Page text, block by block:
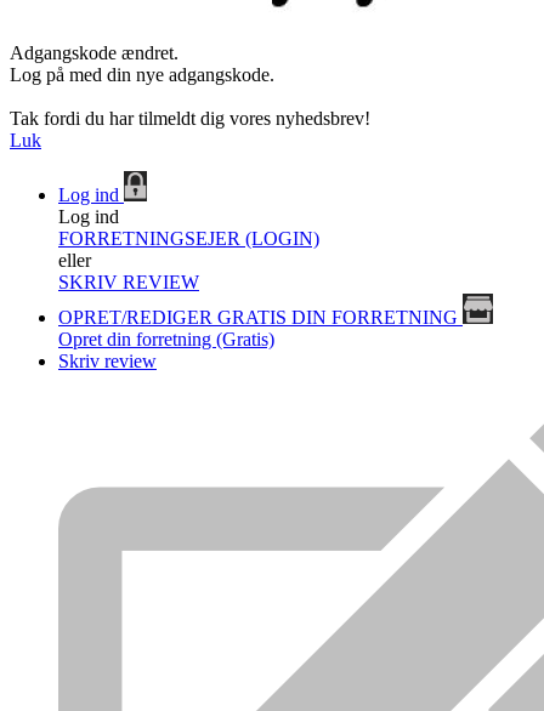
Adgangskode ændret.
Log på med din nye adgangskode.
Tak fordi du har tilmeldt dig vores nyhedsbrev!
Luk
Log ind
Log ind
FORRETNINGSEJER (LOGIN)
eller
SKRIV REVIEW
OPRET/REDIGER GRATIS DIN FORRETNING
Opret din forretning (Gratis)
Skriv review